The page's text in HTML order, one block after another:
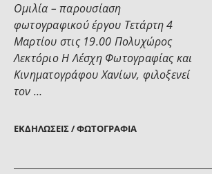
ΕΚΔΗΛΏΣΕΙΣ / ΦΩΤΟΓΡΑΦΊΑ
Ομιλία – παρουσίαση
φωτογραφικού έργου Τετάρτη 4
Μαρτίου στις 19.00 Πολυχώρος
Λεκτόριο Η Λέσχη Φωτογραφίας και
Κινηματογράφου Χανίων, φιλοξενεί
τον …